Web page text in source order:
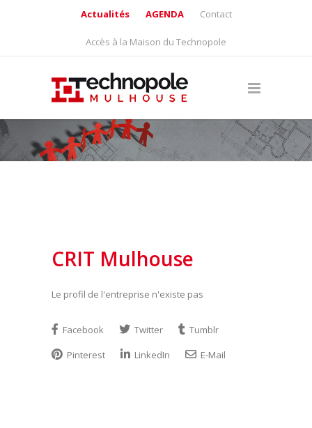
Actualités AGENDA Contact
Accès à la Maison du Technopole
CRIT Mulhouse
Le profil de l'entreprise n'existe pas
Facebook Twitter
Tumblr
Pinterest
LinkedIn E-Mail